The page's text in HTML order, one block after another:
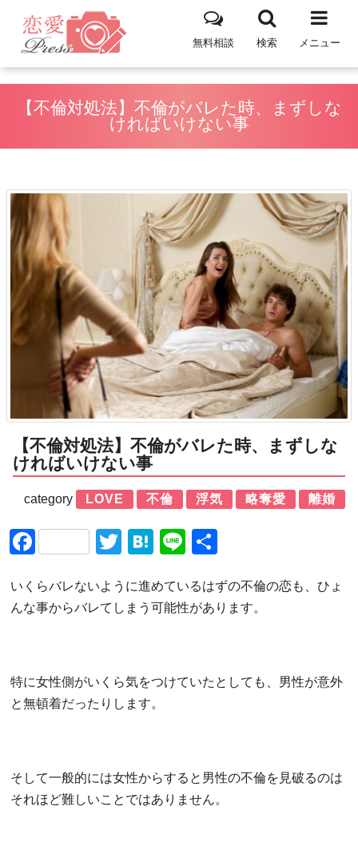
メニュー
検索
無料相談
【不倫対処法】不倫がバレた時、まずしな
ければいけない事
【不倫対処法】不倫がバレた時、まずしな
ければいけない事
category LOVE 不倫 浮気 略奪愛 離婚
FacebookTwitter
Hatena
Line
いくらバレないように進めているはずの不倫の恋も、ひょ
んな事からバレてしまう可能性があります。
特に女性側がいくら気をつけていたとしても、男性が意外
と無頓着だったりします。
そして一般的には女性からすると男性の不倫を見破るのは
それほど難しいことではありません。